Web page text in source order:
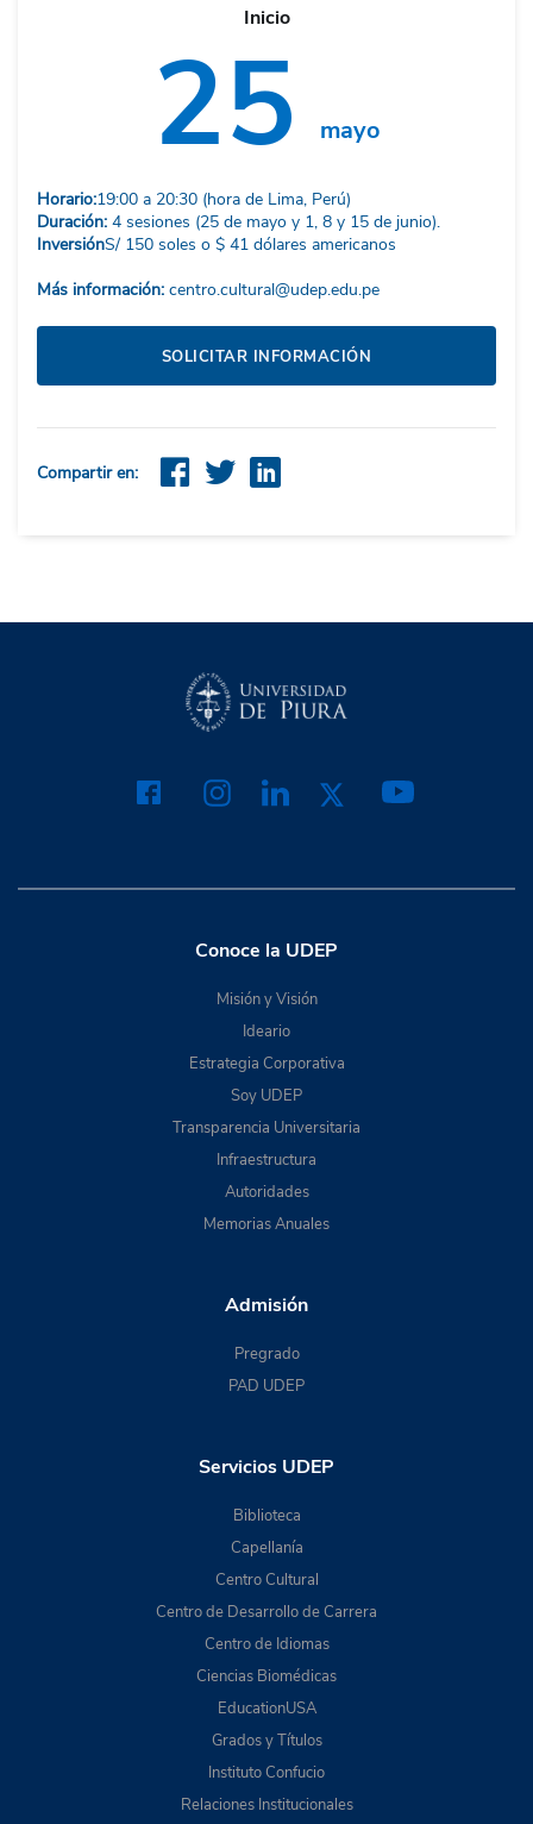
Inicio
25 mayo
Horario:19:00 a 20:30 (hora de Lima, Perú)
Duración: 4 sesiones (25 de mayo y 1, 8 y 15 de junio).
InversiónS/ 150 soles o $ 41 dólares americanos
Más información: centro.cultural@udep.edu.pe
SOLICITAR INFORMACIÓN
Compartir en:
Conoce la UDEP
Misión y Visión
Ideario
Estrategia Corporativa
Soy UDEP
Transparencia Universitaria
Infraestructura
Autoridades
Memorias Anuales
Admisión
Pregrado
PAD UDEP
Servicios UDEP
Biblioteca
Capellanía
Centro Cultural
Centro de Desarrollo de Carrera
Centro de Idiomas
Ciencias Biomédicas
EducationUSA
Grados y Títulos
Instituto Confucio
Relaciones Institucionales